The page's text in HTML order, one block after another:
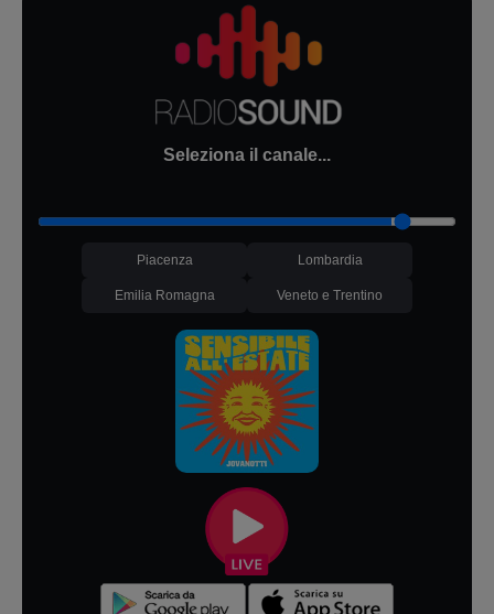
Seleziona il canale...
Piacenza Lombardia
Emilia Romagna Veneto e Trentino